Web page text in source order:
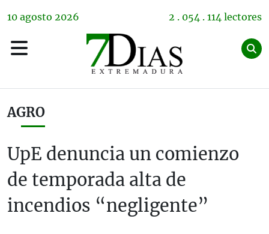
10 agosto 2026 2 . 054 . 114 lectores
AGRO
UpE denuncia un comienzo
de temporada alta de
incendios “negligente”